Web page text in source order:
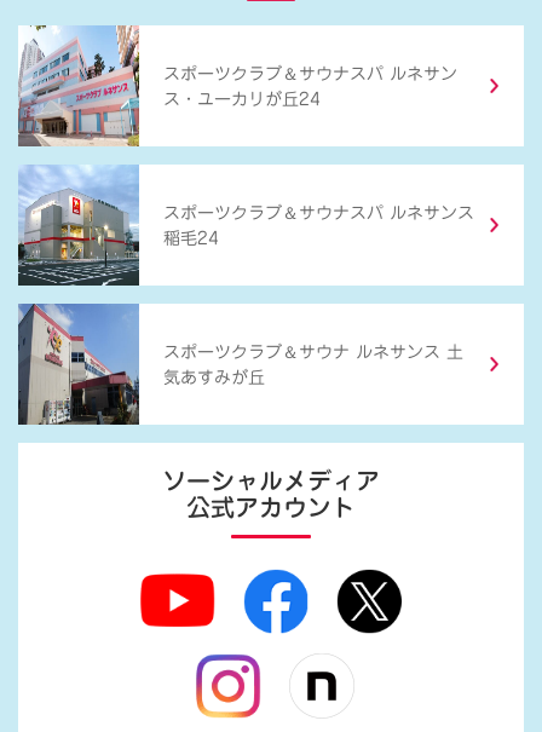
スポーツクラブ ＆ サウナスパ ルネサン
ス・ユーカリが丘24
スポーツクラブ ＆ サウナスパ ルネサンス
稲毛24
スポーツクラブ ＆ サウナ ルネサンス 土
気あすみが丘
ソーシャルメディア
公式アカウント